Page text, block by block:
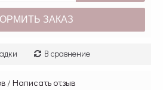
ЗАКАЗ
В сравнение
/ Написать отзыв